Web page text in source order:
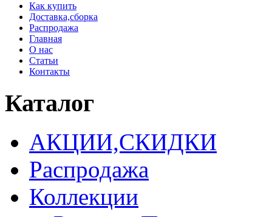
Как купить
Доставка,сборка
Распродажа
Главная
О нас
Статьи
Контакты
Каталог
АКЦИИ,СКИДКИ
Распродажа
Коллекции